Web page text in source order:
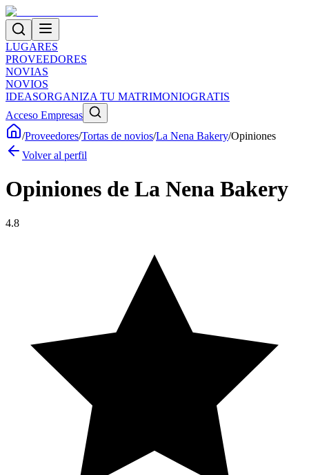
LUGARES
PROVEEDORES
NOVIAS
NOVIOS
IDEASORGANIZA TU MATRIMONIOGRATIS
Acceso Empresas
/Proveedores/Tortas de novios/La Nena Bakery/Opiniones
Volver al perfil
Opiniones de La Nena Bakery
4.8